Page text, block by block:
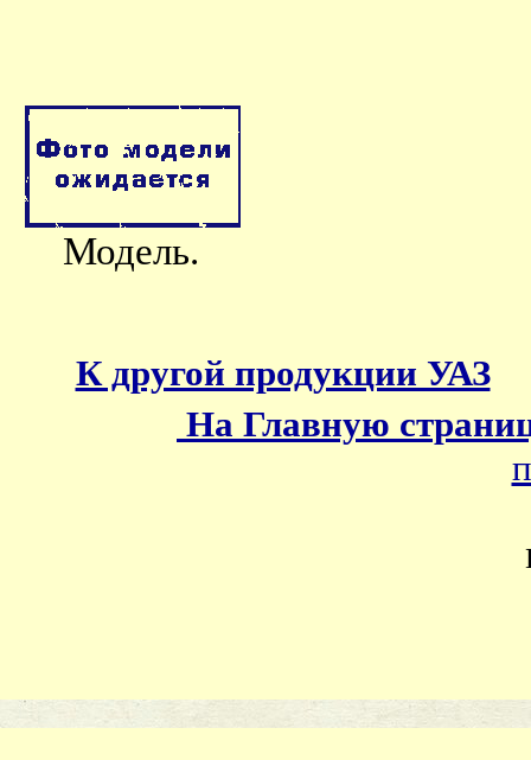
Модель.
К другой продукции УАЗ
На Главную